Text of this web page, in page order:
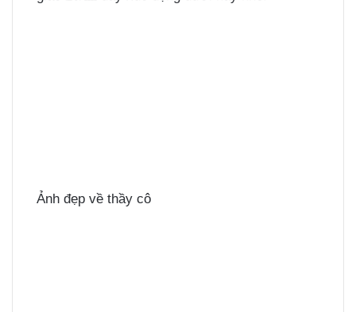
Ảnh đẹp về thầy cô